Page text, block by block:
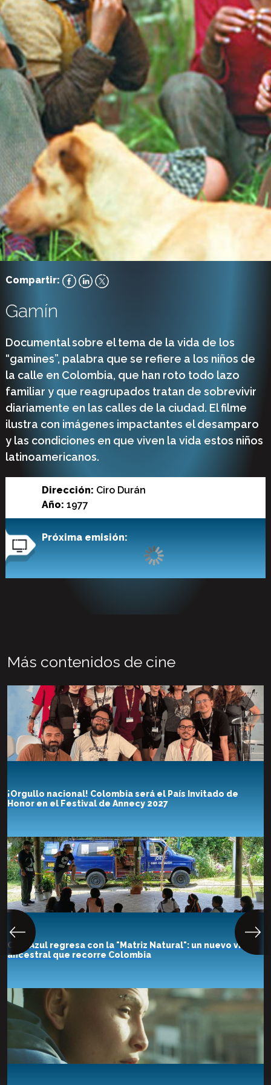
Compartir:
Gamín
Documental sobre el tema de la vida de los
“gamines”, palabra que se refiere a los niños de
la calle en Colombia, que han roto todo lazo
familiar y que reagrupados tratan de sobrevivir
diariamente en las calles de la ciudad. El filme
ilustra con imágenes impactantes el desamparo
y las condiciones en que viven la vida estos niños
latinoamericanos.
Dirección: Ciro Durán
Año: 1977
Próxima emisión:
Más contenidos de cine
¡Orgullo nacional! Colombia será el País Invitado de
Honor en el Festival de Annecy 2027
Cine Azul regresa con la "Matriz Natural": un nuevo viaje
ancestral que recorre Colombia